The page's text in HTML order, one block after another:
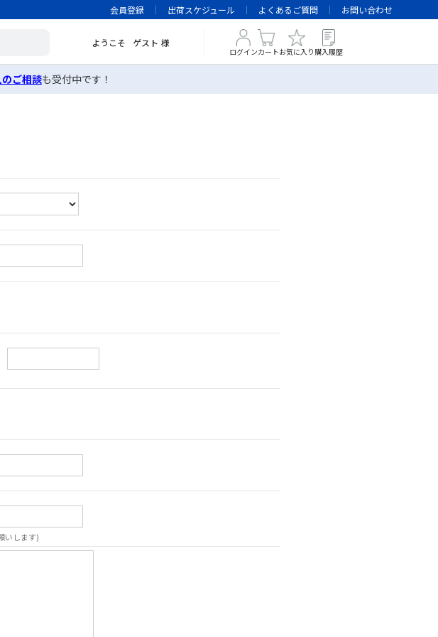
会員登録 出荷スケジュール よくあるご質問 お問い合わせ
ようこそ ゲスト 様
ログインカートお気に入り 購入履歴
ご相談も受付中です！
いします)